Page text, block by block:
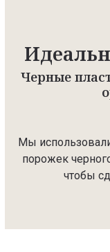
Черные
Мы
порожек
чтобы